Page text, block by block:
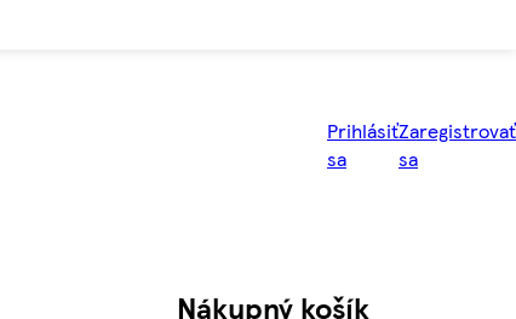
Prihlásiť
sa
Zaregistrovať
sa
Nákupný košík